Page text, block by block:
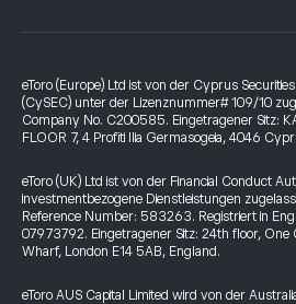
eToro (Europe) Ltd ist von der Cyprus
(CySEC) unter der Lizenznummer# 109/10
Company No. C200585. Eingetragener Sitz:
FLOOR 7, 4 Profiti Ilia Germasogeia, 4046
eToro (UK) Ltd ist von der Financial Conduct
investmentbezogene Dienstleistungen
Reference Number: 583263. Registriert in
07973792. Eingetragener Sitz: 24th floor, One
Wharf, London E14 5AB, England.
eToro AUS Capital Limited wird von der